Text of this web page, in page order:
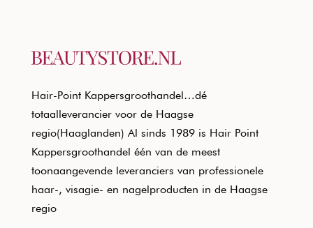
Hair-Point Kappersgroothandel…dé
totaalleverancier voor de Haagse
regio(Haaglanden) Al sinds 1989 is Hair Point
Kappersgroothandel één van de meest
toonaangevende leveranciers van professionele
haar-, visagie- en nagelproducten in de Haagse
regio